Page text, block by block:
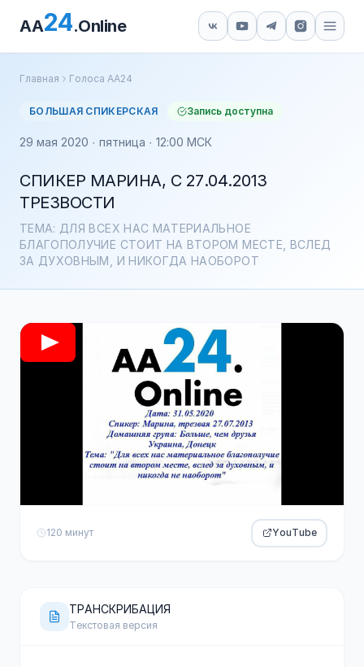
AA24.Online
Главная Голоса АА24
БОЛЬШАЯ СПИКЕРСКАЯ Запись доступна
29 мая 2020 · пятница · 12:00 МСК
СПИКЕР МАРИНА, С 27.04.2013
ТРЕЗВОСТИ
ТЕМА: ДЛЯ ВСЕХ НАС МАТЕРИАЛЬНОЕ
БЛАГОПОЛУЧИЕ СТОИТ НА ВТОРОМ МЕСТЕ, ВСЛЕД
ЗА ДУХОВНЫМ, И НИКОГДА НАОБОРОТ
120 минут YouTube
ТРАНСКРИБАЦИЯ
Текстовая версия